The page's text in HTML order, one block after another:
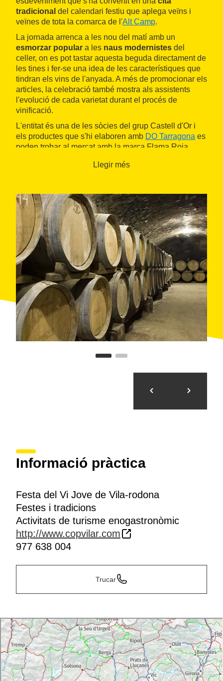
tradicional del calendari festiu que aplega veïns i
veïnes de tota la comarca de l'Alt Camp.
La jornada arrenca a les nou del matí amb un
esmorzar popular a les naus modernistes del
celler, on es pot tastar aquesta beguda directament de
les tines i fer-se una idea de les característiques que
tindran els vins de l'anyada. A més de promocionar els
articles, la celebració també mostra als assistents
l'evolució de cada varietat durant el procés de
vinificació.
L'entitat és una de les sòcies del grup Castell d'Or i
els productes que s'hi elaboren amb DO Tarragona es
poden trobar al mercat amb la marca Flama Roja.
Llegir més
Informació pràctica
Festa del Vi Jove de Vila-rodona
Festes i tradicions
Activitats de turisme enogastronòmic
http://www.copvilar.com
977 638 004
Trucar